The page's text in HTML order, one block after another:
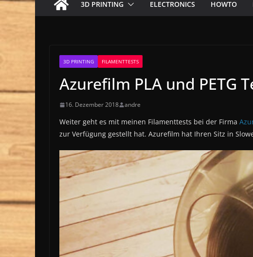
3D PRINTING ELECTRONICS HOWTO
3D PRINTING FILAMENTTESTS
Azurefilm PLA und PETG
16. Dezember 2018 andre
Weiter geht es mit meinen Filamenttests bei der Firma
zur Verfügung gestellt hat. Azurefilm hat Ihren Sitz in